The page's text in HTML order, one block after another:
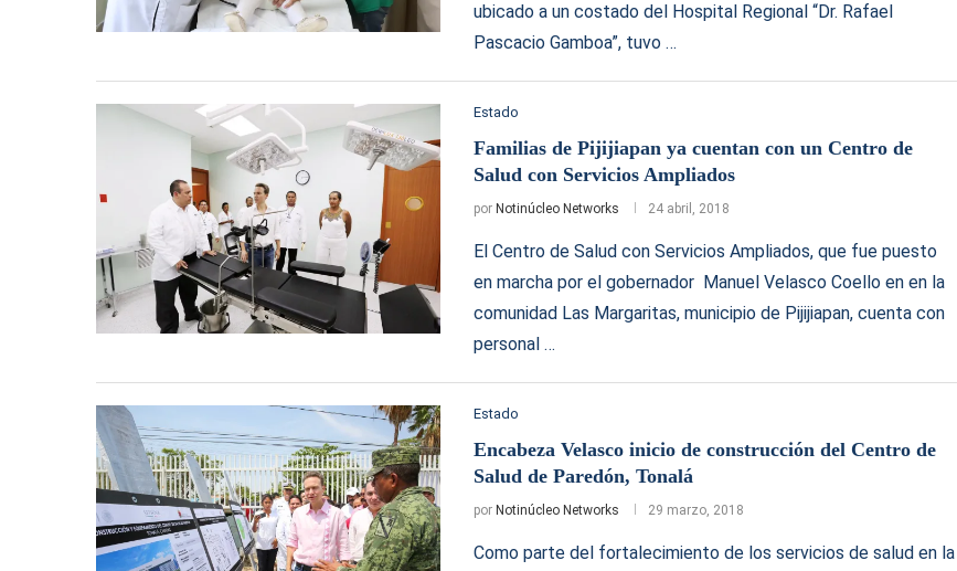
ubicado a un costado del Hospital Regional “Dr. Rafael
Pascacio Gamboa”, tuvo …
Estado
Familias de Pijijiapan ya cuentan con un Centro de
Salud con Servicios Ampliados
por Notinúcleo Networks 24 abril, 2018
El Centro de Salud con Servicios Ampliados, que fue puesto
en marcha por el gobernador Manuel Velasco Coello en en la
comunidad Las Margaritas, municipio de Pijijiapan, cuenta con
personal …
Estado
Encabeza Velasco inicio de construcción del Centro de
Salud de Paredón, Tonalá
por Notinúcleo Networks 29 marzo, 2018
Como parte del fortalecimiento de los servicios de salud en la